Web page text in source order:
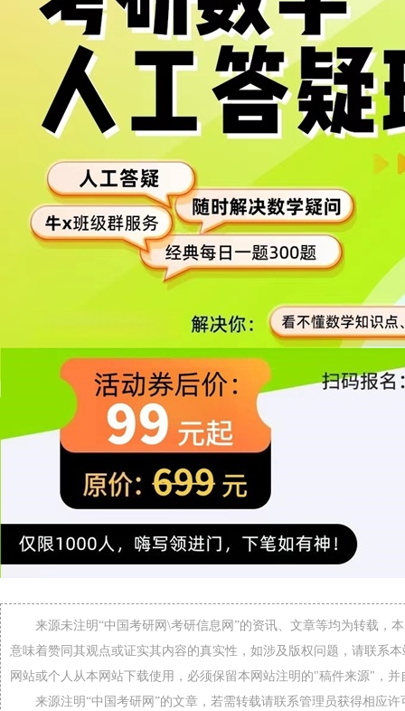
来源未注明“中国考研网\考研信息网”的资讯、文章等均为转载，
意味着赞同其观点或证实其内容的真实性，如涉及版权问题，请联系
网站或个人从本网站下载使用，必须保留本网站注明的"稿件来源"，
来源注明“中国考研网”的文章，若需转载请联系管理员获得相应许